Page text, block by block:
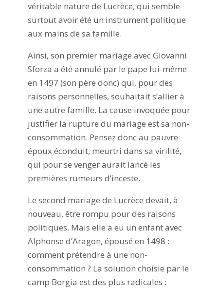
véritable nature de Lucrèce, qui semble
surtout avoir été un instrument politique
aux mains de sa famille.
Ainsi, son premier mariage avec Giovanni
Sforza a été annulé par le pape lui-même
en 1497 (son père donc) qui, pour des
raisons personnelles, souhaitait s’allier à
une autre famille. La cause invoquée pour
justifier la rupture du mariage est sa non-
consommation. Pensez donc au pauvre
époux éconduit, meurtri dans sa virilité,
qui pour se venger aurait lancé les
premières rumeurs d’inceste.
Le second mariage de Lucrèce devait, à
nouveau, être rompu pour des raisons
politiques. Mais elle a eu un enfant avec
Alphonse d’Aragon, épousé en 1498 :
comment prétendre à une non-
consommation ? La solution choisie par le
camp Borgia est des plus radicales :